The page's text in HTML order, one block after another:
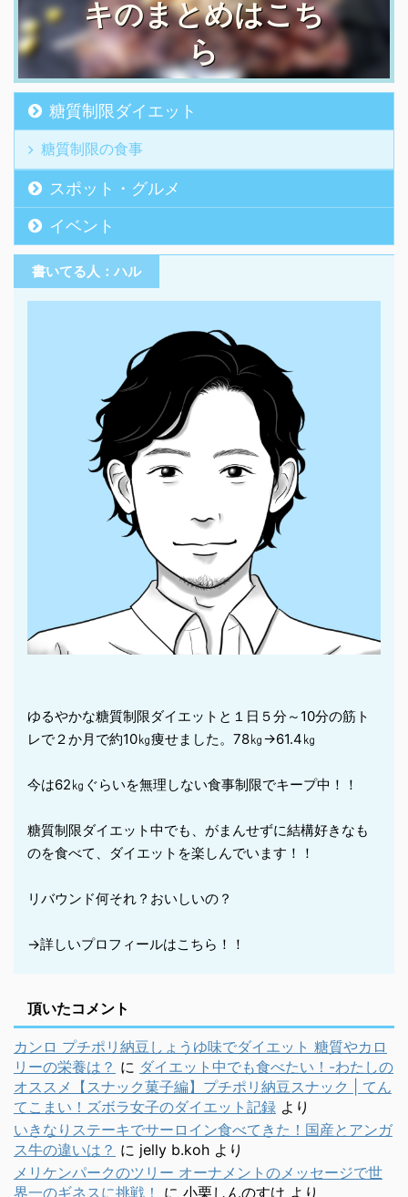
キのまとめはこち
ら
糖質制限ダイエット
糖質制限の食事
スポット・グルメ
イベント
書いてる人：ハル
ゆるやかな糖質制限ダイエットと１日５分～10分の筋ト
レで２か月で約10㎏痩せました。78㎏→61.4㎏
今は62㎏ぐらいを無理しない食事制限でキープ中！！
糖質制限ダイエット中でも、がまんせずに結構好きなも
のを食べて、ダイエットを楽しんでいます！！
リバウンド何それ？おいしいの？
→詳しいプロフィールはこちら！！
頂いたコメント
カンロ プチポリ納豆しょうゆ味でダイエット 糖質やカロ
リーの栄養は？ に ダイエット中でも食べたい！-わたしの
オススメ【スナック菓子編】プチポリ納豆スナック | てん
てこまい！ズボラ女子のダイエット記録 より
いきなりステーキでサーロイン食べてきた！国産とアンガ
ス牛の違いは？ に jelly b.koh より
メリケンパークのツリー オーナメントのメッセージで世
界一のギネスに挑戦！
に 小栗しんのすけ より